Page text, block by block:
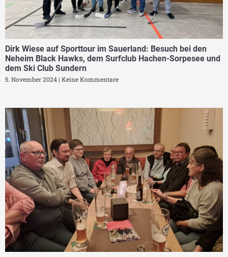
Dirk Wiese auf Sporttour im Sauerland: Besuch bei den
Neheim Black Hawks, dem Surfclub Hachen-Sorpesee und
dem Ski Club Sundern
5. November 2024 Keine Kommentare